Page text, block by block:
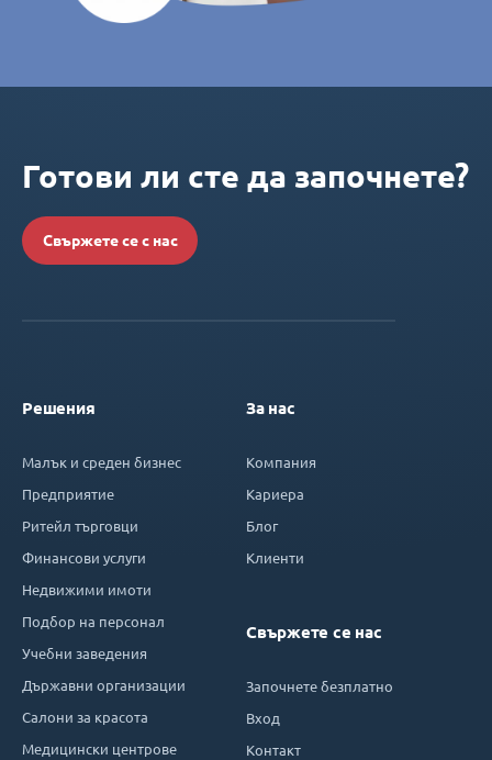
Готови ли сте да започнете?
Свържете се с нас
Решения
Малък и среден бизнес
Предприятие
Ритейл търговци
Финансови услуги
Недвижими имоти
Подбор на персонал
Учебни заведения
Държавни организации
Салони за красота
Медицински центрове
За нас
Компания
Кариера
Блог
Клиенти
Свържете се нас
Започнете безплатно
Вход
Контакт